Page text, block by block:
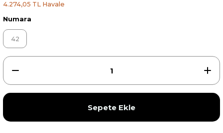
4.274,05 TL Havale
Numara
42
Sepete Ekle